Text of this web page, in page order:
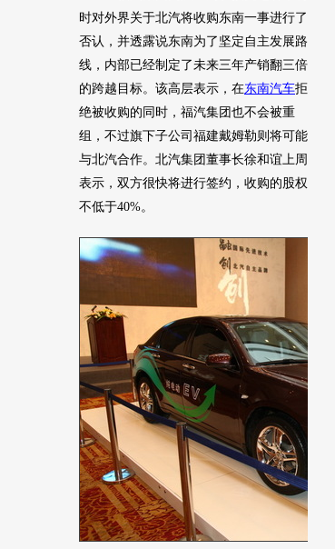
时对外界关于北汽将收购东南一事进行了
否认，并透露说东南为了坚定自主发展路
线，内部已经制定了未来三年产销翻三倍
的跨越目标。该高层表示，在东南汽车拒
绝被收购的同时，福汽集团也不会被重
组，不过旗下子公司福建戴姆勒则将可能
与北汽合作。北汽集团董事长徐和谊上周
表示，双方很快将进行签约，收购的股权
不低于40%。